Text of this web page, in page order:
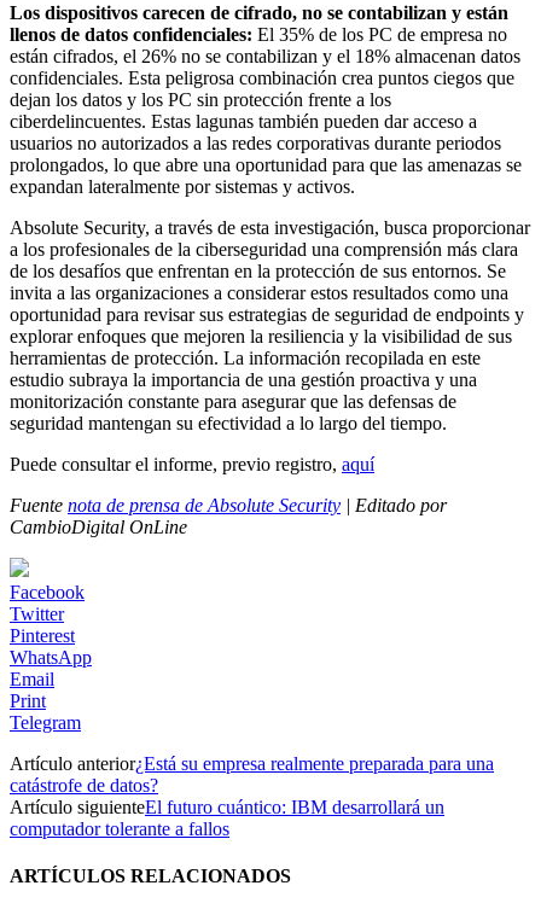
Los dispositivos carecen de cifrado, no se contabilizan y están
llenos de datos confidenciales: El 35% de los PC de empresa no
están cifrados, el 26% no se contabilizan y el 18% almacenan datos
confidenciales. Esta peligrosa combinación crea puntos ciegos que
dejan los datos y los PC sin protección frente a los
ciberdelincuentes. Estas lagunas también pueden dar acceso a
usuarios no autorizados a las redes corporativas durante periodos
prolongados, lo que abre una oportunidad para que las amenazas se
expandan lateralmente por sistemas y activos.
Absolute Security, a través de esta investigación, busca proporcionar
a los profesionales de la ciberseguridad una comprensión más clara
de los desafíos que enfrentan en la protección de sus entornos. Se
invita a las organizaciones a considerar estos resultados como una
oportunidad para revisar sus estrategias de seguridad de endpoints y
explorar enfoques que mejoren la resiliencia y la visibilidad de sus
herramientas de protección. La información recopilada en este
estudio subraya la importancia de una gestión proactiva y una
monitorización constante para asegurar que las defensas de
seguridad mantengan su efectividad a lo largo del tiempo.
Puede consultar el informe, previo registro, aquí
Fuente nota de prensa de Absolute Security | Editado por
CambioDigital OnLine
Facebook
Twitter
Pinterest
WhatsApp
Email
Print
Telegram
Artículo anterior¿Está su empresa realmente preparada para una
catástrofe de datos?
Artículo siguienteEl futuro cuántico: IBM desarrollará un
computador tolerante a fallos
ARTÍCULOS RELACIONADOS